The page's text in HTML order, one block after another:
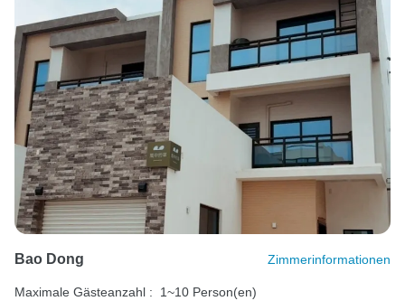
Bao Dong Zimmerinformationen
Maximale Gästeanzahl :
1~10 Person(en)